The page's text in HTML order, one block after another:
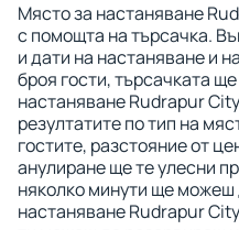
Място за настаняване
с помощта на търсачка.
и дати на настаняване и
броя гости, търсачката
настаняване Rudrapur
резултатите по тип на
гостите, разстояние от
анулиране ще те улесни
няколко минути ще
настаняване Rudrapur